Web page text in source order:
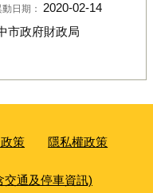
日期： 2020-02-14
市政府財政局
策 隱私權政策
交通及停車資訊)